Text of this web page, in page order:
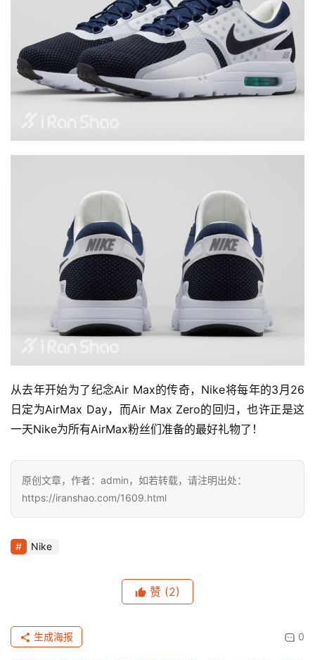
从去年开始为了纪念Air Max的传奇，Nike将每年的3月26
日定为AirMax Day，而Air Max Zero的回归，也许正是这
一天Nike为所有AirMax粉丝们准备的最好礼物了！
原创文章，作者：admin，如若转载，请注明出处：
https://iranshao.com/1609.html
Nike
赞 (2)
0
生成海报